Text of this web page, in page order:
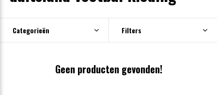
Categorieën Filters
Geen producten gevonden!